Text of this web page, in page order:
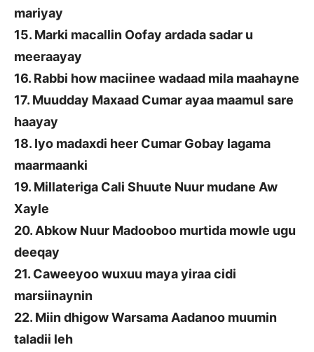
mariyay
15. Marki macallin Oofay ardada sadar u
meeraayay
16. Rabbi how maciinee wadaad mila maahayne
17. Muudday Maxaad Cumar ayaa maamul sare
haayay
18. Iyo madaxdi heer Cumar Gobay lagama
maarmaanki
19. Millateriga Cali Shuute Nuur mudane Aw
Xayle
20. Abkow Nuur Madooboo murtida mowle ugu
deeqay
21. Caweeyoo wuxuu maya yiraa cidi
marsiinaynin
22. Miin dhigow Warsama Aadanoo muumin
taladii leh